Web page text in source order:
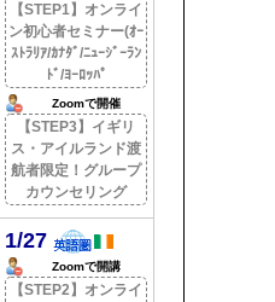
【STEP1】オンライ
ン初心者セミナー(ｵｰ
ｽﾄﾗﾘｱ/ｶﾅﾀﾞ/ﾆｭｰｼﾞｰﾗﾝ
ﾄﾞ/ﾖｰﾛｯﾊﾟ
Zoomで開催
【STEP3】イギリ
ス・アイルランド渡
航者限定！グループ
カウンセリング
1/27
Zoomで開講
【STEP2】オンライ